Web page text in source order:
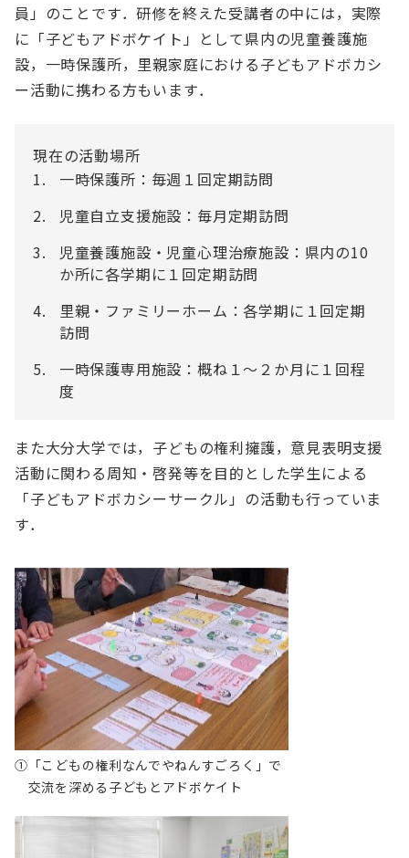
員」のことです．研修を終えた受講者の中には，実際
に「子どもアドボケイト」として県内の児童養護施
設，一時保護所，里親家庭における子どもアドボカシ
ー活動に携わる方もいます．
現在の活動場所
一時保護所：毎週１回定期訪問
児童自立支援施設：毎月定期訪問
児童養護施設・児童心理治療施設：県内の10
か所に各学期に１回定期訪問
里親・ファミリーホーム：各学期に１回定期
訪問
一時保護専用施設：概ね１～２か月に１回程
度
また大分大学では，子どもの権利擁護，意見表明支援
活動に関わる周知・啓発等を目的とした学生による
「子どもアドボカシーサークル」の活動も行っていま
す．
①「こどもの権利なんでやねんすごろく」で
交流を深める子どもとアドボケイト